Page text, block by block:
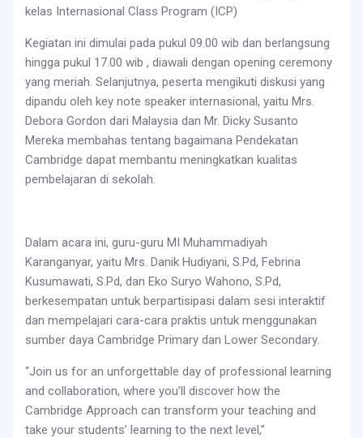
kelas Internasional Class Program (ICP)
Kegiatan ini dimulai pada pukul 09.00 wib dan berlangsung
hingga pukul 17.00 wib , diawali dengan opening ceremony
yang meriah. Selanjutnya, peserta mengikuti diskusi yang
dipandu oleh key note speaker internasional, yaitu Mrs.
Debora Gordon dari Malaysia dan Mr. Dicky Susanto
Mereka membahas tentang bagaimana Pendekatan
Cambridge dapat membantu meningkatkan kualitas
pembelajaran di sekolah.
Dalam acara ini, guru-guru MI Muhammadiyah
Karanganyar, yaitu Mrs. Danik Hudiyani, S.Pd, Febrina
Kusumawati, S.Pd, dan Eko Suryo Wahono, S.Pd,
berkesempatan untuk berpartisipasi dalam sesi interaktif
dan mempelajari cara-cara praktis untuk menggunakan
sumber daya Cambridge Primary dan Lower Secondary.
“Join us for an unforgettable day of professional learning
and collaboration, where you’ll discover how the
Cambridge Approach can transform your teaching and
take your students’ learning to the next level,”